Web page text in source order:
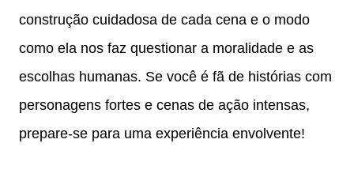
construção cuidadosa de cada cena e o modo
como ela nos faz questionar a moralidade e as
escolhas humanas. Se você é fã de histórias com
personagens fortes e cenas de ação intensas,
prepare-se para uma experiência envolvente!